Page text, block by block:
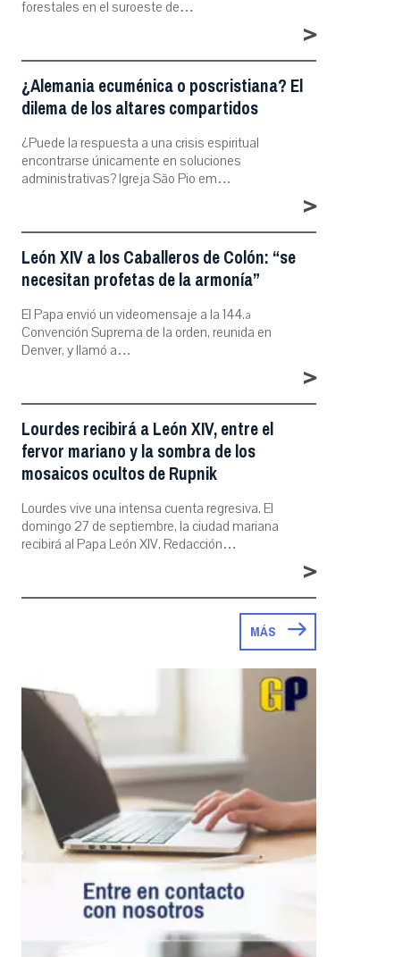
forestales en el suroeste de…
>
¿Alemania ecuménica o poscristiana? El
dilema de los altares compartidos
¿Puede la respuesta a una crisis espiritual
encontrarse únicamente en soluciones
administrativas? Igreja São Pio em…
>
León XIV a los Caballeros de Colón: “se
necesitan profetas de la armonía”
El Papa envió un videomensaje a la 144.ª
Convención Suprema de la orden, reunida en
Denver, y llamó a…
>
Lourdes recibirá a León XIV, entre el
fervor mariano y la sombra de los
mosaicos ocultos de Rupnik
Lourdes vive una intensa cuenta regresiva. El
domingo 27 de septiembre, la ciudad mariana
recibirá al Papa León XIV. Redacción…
>
MÁS